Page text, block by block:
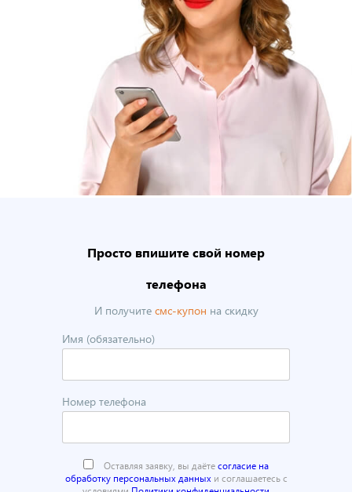
Просто впишите свой номер
телефона
И получите смс-купон на скидку
Имя (обязательно)
Номер телефона
Оставляя заявку, вы даётесогласие на
обработку персональных данныхи соглашаетесь с